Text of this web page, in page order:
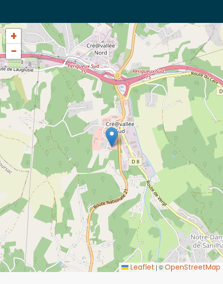
+
−
Leaflet | © OpenStreetMap